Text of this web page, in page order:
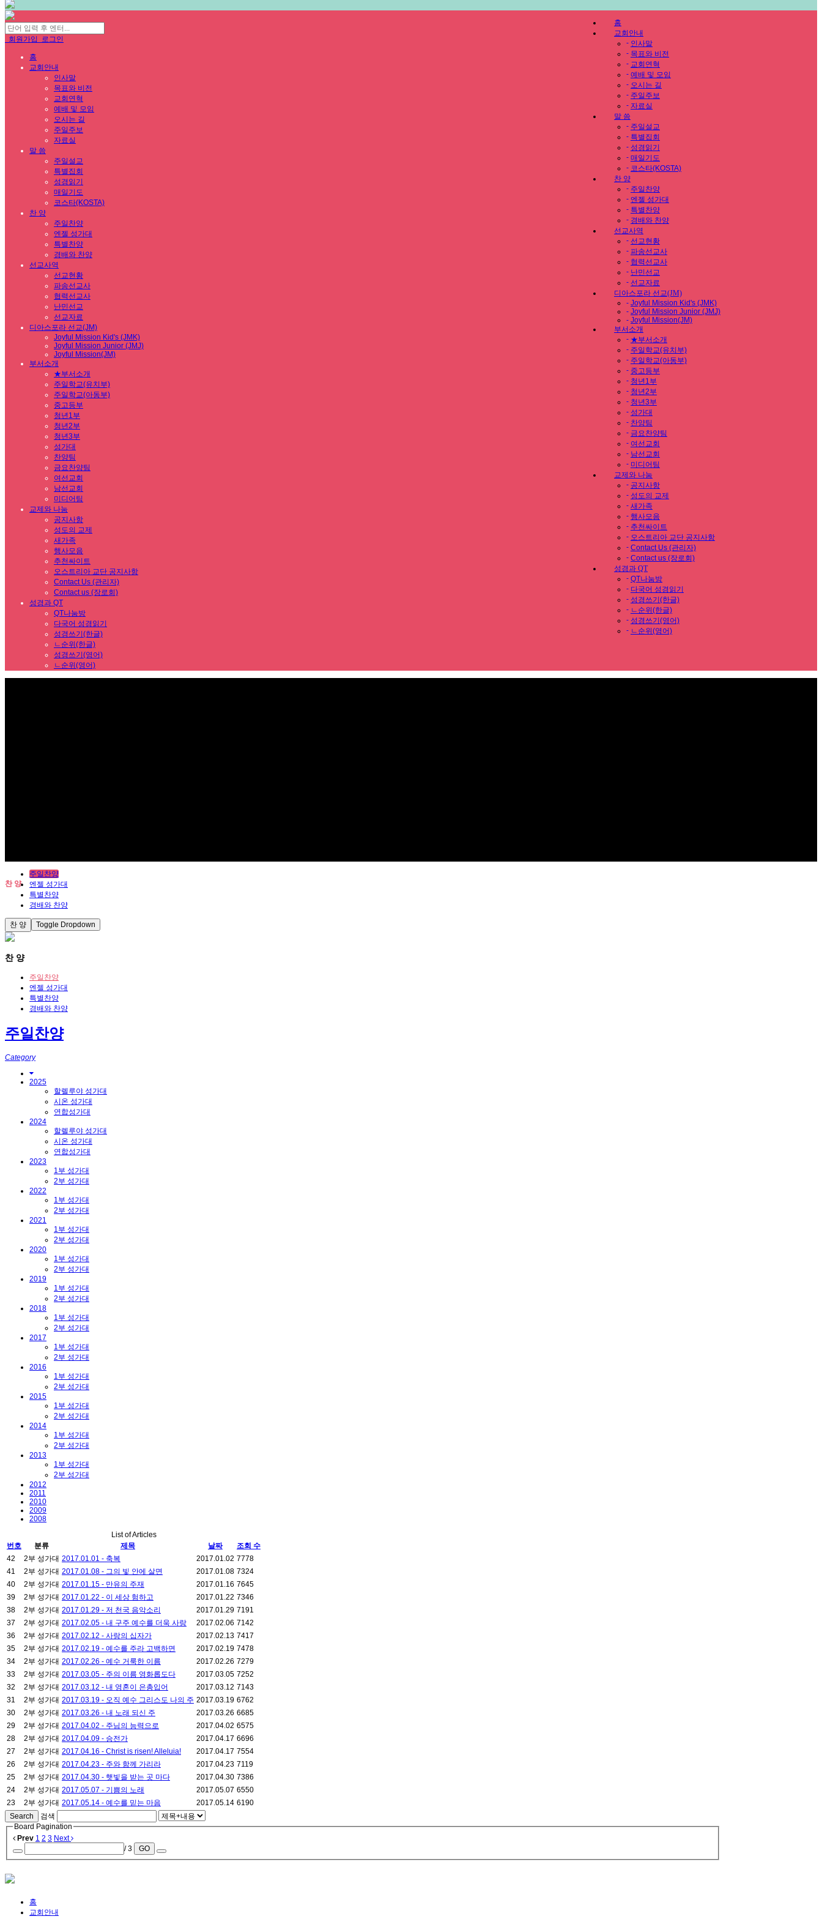
홈
교회안내
- 인사말
- 목표와 비전
- 교회연혁
- 예배 및 모임
- 오시는 길
- 주일주보
- 자료실
말 씀
- 주일설교
- 특별집회
- 성경읽기
- 매일기도
- 코스타(KOSTA)
찬 양
- 주일찬양
- 엔젤 성가대
- 특별찬양
- 경배와 찬양
선교사역
- 선교현황
- 파송선교사
- 협력선교사
- 난민선교
- 선교자료
디아스포라 선교(JM)
- Joyful Mission Kid's (JMK)
- Joyful Mission Junior (JMJ)
- Joyful Mission(JM)
부서소개
- ★부서소개
- 주일학교(유치부)
- 주일학교(아동부)
- 중고등부
- 청년1부
- 청년2부
- 청년3부
- 성가대
- 찬양팀
- 금요찬양팀
- 여선교회
- 남선교회
- 미디어팀
교제와 나눔
- 공지사항
- 성도의 교제
- 새가족
- 행사모음
- 추천싸이트
- 오스트리아 교단 공지사항
- Contact Us (관리자)
- Contact us (장로회)
성경과 QT
- QT나눔방
- 다국어 성경읽기
- 성경쓰기(한글)
- ㄴ순위(한글)
- 성경쓰기(영어)
- ㄴ순위(영어)
회원가입 로그인
홈
교회안내
인사말
목표와 비전
교회연혁
예배 및 모임
오시는 길
주일주보
자료실
말 씀
주일설교
특별집회
성경읽기
매일기도
코스타(KOSTA)
찬 양
주일찬양
엔젤 성가대
특별찬양
경배와 찬양
선교사역
선교현황
파송선교사
협력선교사
난민선교
선교자료
디아스포라 선교(JM)
Joyful Mission Kid's (JMK)
Joyful Mission Junior (JMJ)
Joyful Mission(JM)
부서소개
★부서소개
주일학교(유치부)
주일학교(아동부)
중고등부
청년1부
청년2부
청년3부
성가대
찬양팀
금요찬양팀
여선교회
남선교회
미디어팀
교제와 나눔
공지사항
성도의 교제
새가족
행사모음
추천싸이트
오스트리아 교단 공지사항
Contact Us (관리자)
Contact us (장로회)
성경과 QT
QT나눔방
다국어 성경읽기
성경쓰기(한글)
ㄴ순위(한글)
성경쓰기(영어)
ㄴ순위(영어)
찬 양
주일찬양
엔젤 성가대
특별찬양
경배와 찬양
찬 양 Toggle Dropdown
찬 양
주일찬양
엔젤 성가대
특별찬양
경배와 찬양
주일찬양
Category
2025
할렐루야 성가대
시온 성가대
연합성가대
2024
할렐루야 성가대
시온 성가대
연합성가대
2023
1부 성가대
2부 성가대
2022
1부 성가대
2부 성가대
2021
1부 성가대
2부 성가대
2020
1부 성가대
2부 성가대
2019
1부 성가대
2부 성가대
2018
1부 성가대
2부 성가대
2017
1부 성가대
2부 성가대
2016
1부 성가대
2부 성가대
2015
1부 성가대
2부 성가대
2014
1부 성가대
2부 성가대
2013
1부 성가대
2부 성가대
2012
2011
2010
2009
2008
List of Articles
번호
분류 제목 날짜
조회 수
42
2부 성가대 2017.01.01 - 축복 2017.01.02 7778
41
2부 성가대 2017.01.08 - 그의 빛 안에 살면 2017.01.08 7324
40
2부 성가대 2017.01.15 - 만유의 주재 2017.01.16 7645
39
2부 성가대 2017.01.22 - 이 세상 험하고 2017.01.22 7346
38
2부 성가대 2017.01.29 - 저 천국 음악소리 2017.01.29 7191
37
2부 성가대 2017.02.05 - 내 구주 예수를 더욱 사랑 2017.02.06 7142
36
2부 성가대 2017.02.12 - 사랑의 십자가 2017.02.13 7417
35
2부 성가대 2017.02.19 - 예수를 주라 고백하면 2017.02.19 7478
34
2부 성가대 2017.02.26 - 예수 거룩한 이름 2017.02.26 7279
33
2부 성가대 2017.03.05 - 주의 이름 영화롭도다 2017.03.05 7252
32
2부 성가대 2017.03.12 - 내 영혼이 은총입어 2017.03.12 7143
31
2부 성가대 2017.03.19 - 오직 예수 그리스도 나의 주 2017.03.19 6762
30
2부 성가대 2017.03.26 - 내 노래 되신 주 2017.03.26 6685
29
2부 성가대 2017.04.02 - 주님의 능력으로 2017.04.02 6575
28
2부 성가대 2017.04.09 - 승전가 2017.04.17 6696
27
2부 성가대 2017.04.16 - Christ is risen! Alleluia! 2017.04.17 7554
26
2부 성가대 2017.04.23 - 주와 함께 가리라 2017.04.23 7119
25
2부 성가대 2017.04.30 - 햇빛을 받는 곳 마다 2017.04.30 7386
24
2부 성가대 2017.05.07 - 기쁨의 노래 2017.05.07 6550
23
2부 성가대 2017.05.14 - 예수를 믿는 마음 2017.05.14 6190
Search
검색
Board Pagination
Prev 1 2 3 Next
/ 3
GO
홈
교회안내